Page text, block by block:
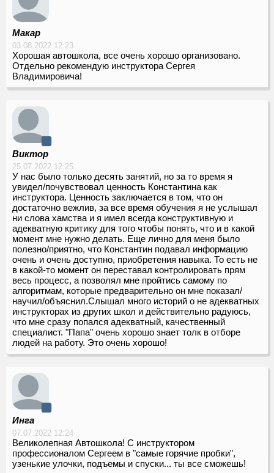
Макар
03.08.2022 12:23
Хорошая автошкола, все очень хорошо организовано.
Отдельно рекомендую инструктора Сергея
Владимировича!
Виктор
25.07.2022 12:25
У нас было только десять занятий, но за то время я
увидел/почувствовал ценность Константина как
инструктора. Ценность заключается в том, что он
достаточно вежлив, за все время обучения я не услышал
ни слова хамства и я имел всегда конструктивную и
адекватную критику для того чтобы понять, что и в какой
момент мне нужно делать. Еще лично для меня было
полезно/приятно, что Константин подавал информацию
очень и очень доступно, приобретения навыка. То есть не
в какой-то момент он переставал контролировать прям
весь процесс, а позволял мне пройтись самому по
алгоритмам, которые предварительно он мне показал/
научил/объяснил.Слышал много историй о не адекватных
инструкторах из других школ и действительно радуюсь,
что мне сразу попался адекватный, качественный
специалист. "Папа" очень хорошо знает толк в отборе
людей на работу. Это очень хорошо!
Инга
07.07.2022 12:24
Великолепная Автошкола! С инструктором
профессионалом Сергеем в "самые горячие пробки",
узенькие улочки, подъемы и спуски... ты все сможешь!